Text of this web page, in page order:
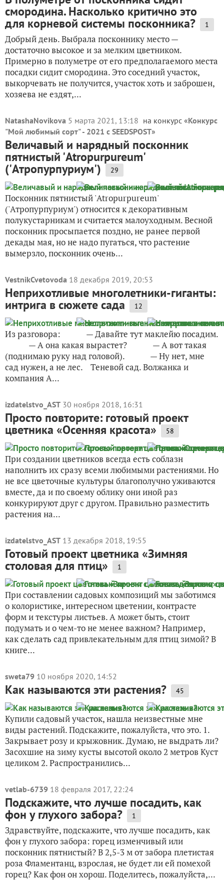
смородина. Насколько критично это
для корневой системы посконника? 1
Добрый день. Выбрала посконнику место —
достаточно высокое и за мелким цветником.
Примерно в полуметре от его предполагаемого места
посадки сидит смородина. Это соседний участок,
выкорчевать не получится, участок хоть и заброшен,
хозяева не ездят,...
NatashaNovikova 5 марта 2021, 13:18 на конкурс «Конкурс
"Мой любимый сорт" - 2021 с SEEDSPOST»
Величавый и нарядный посконник
пятнистый 'Atropurpureum'
('Атропурпуриум') 29
Посконник пятнистый 'Atropurpureum'
('Атропурпуриум') относится к декоративным
полукустарникам и считается малоуходным. Весной
посконник просыпается поздно, не ранее первой
декады мая, но не надо пугаться, что растение
вымерзло, посконник очень...
VestnikCvetovoda 18 декабря 2019, 20:53
Неприхотливые многолетники-гиганты:
интрига в сюжете сада 12
Из разговора: — Давайте тут маклейю посадим.
— А она какая вырастет? — А вот такая
(поднимаю руку над головой). — Ну нет, мне
сад нужен, а не лес. Теневой сад. Волжанка и
компания А...
izdatelstvo_AST 30 ноября 2018, 16:31
Просто повторите: готовый проект
цветника «Осенняя красота» 58
При создании цветников всегда есть соблазн
наполнить их сразу всеми любимыми растениями. Но
не все цветочные культуры благополучно уживаются
вместе, да и по своему облику они иной раз
конкурируют друг с другом. Правильно разместить
растения на...
izdatelstvo_AST 13 декабря 2018, 19:55
Готовый проект цветника «Зимняя
столовая для птиц» 1
При составлении садовых композиций мы заботимся
о колористике, интересном цветении, контрасте
форм и текстуры листьев. А может быть, стоит
подумать и о чем-то не менее важном? Например,
как сделать сад привлекательным для птиц зимой? В
книге...
sweta79 10 ноября 2020, 14:52
Как называются эти растения? 45
Купили садовый участок, нашла неизвестные мне
виды растений. Подскажите, пожалуйста, что это. 1.
Закрывает розу и крыжовник. Думаю, не выдрать ли?
Засохшие на зиму кусты высотой около 2 метров Куст
целиком 2. Распространились...
vetlab-6739 18 февраля 2017, 22:24
Подскажите, что лучше посадить, как
фон у глухого забора? 1
Здравствуйте, подскажите, что лучше посадить, как
фон у глухого забора: горец изменчивый или
посконник пятнистый? В 2,5-3 м от забора плетистая
роза Фламентанц, взрослая, не будет ли ей помехой
горец? Как фон он хорош. Поделитесь, пожалуйста,...